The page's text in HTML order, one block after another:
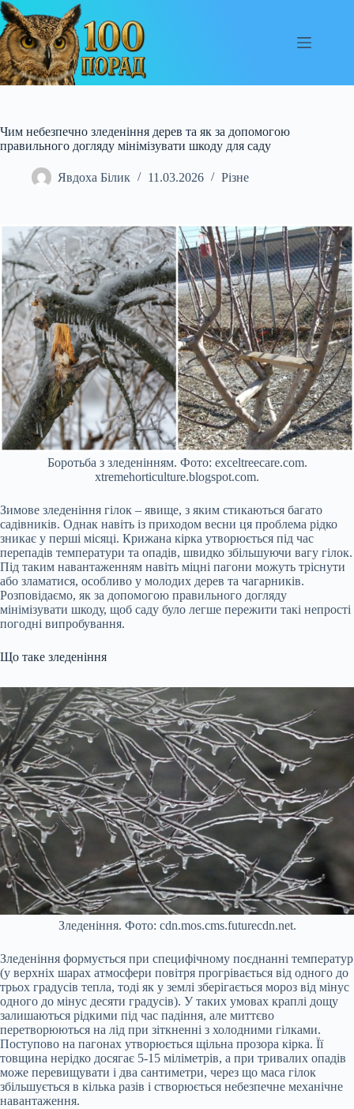
Перейти
до
вмісту
Чим небезпечно зледеніння дерев та як за допомогою
правильного догляду мінімізувати шкоду для саду
Явдоха Білик 11.03.2026 Різне
Боротьба з зледенінням. Фото: exceltreecare.com.
xtremehorticulture.blogspot.com.
Зимове зледеніння гілок – явище, з яким стикаються багато
садівників. Однак навіть із приходом весни ця проблема рідко
зникає у перші місяці. Крижана кірка утворюється під час
перепадів температури та опадів, швидко збільшуючи вагу гілок.
Під таким навантаженням навіть міцні пагони можуть тріснути
або зламатися, особливо у молодих дерев та чагарників.
Розповідаємо, як за допомогою правильного догляду
мінімізувати шкоду, щоб саду було легше пережити такі непрості
погодні випробування.
Що таке зледеніння
Зледеніння. Фото: cdn.mos.cms.futurecdn.net.
Зледеніння формується при специфічному поєднанні температур
(у верхніх шарах атмосфери повітря прогрівається від одного до
трьох градусів тепла, тоді як у землі зберігається мороз від мінус
одного до мінус десяти градусів). У таких умовах краплі дощу
залишаються рідкими під час падіння, але миттєво
перетворюються на лід при зіткненні з холодними гілками.
Поступово на пагонах утворюється щільна прозора кірка. Її
товщина нерідко досягає 5-15 міліметрів, а при тривалих опадів
може перевищувати і два сантиметри, через що маса гілок
збільшується в кілька разів і створюється небезпечне механічне
навантаження.